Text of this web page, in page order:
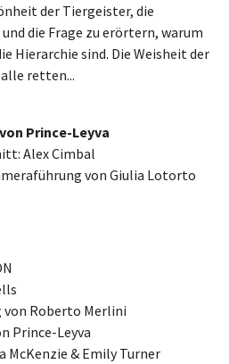
der Tiergeister, die
die Frage zu erörtern, warum
Hierarchie sind. Die Weisheit der
retten...
Prince-Leyva
Alex Cimbal
von Giulia Lotorto
Roberto Merlini
Prince-Leyva
McKenzie & Emily Turner